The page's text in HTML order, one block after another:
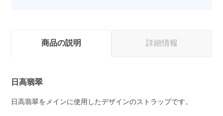
商品の説明 詳細情報
日高翡翠
日高翡翠をメインに使用したデザインのストラップです。